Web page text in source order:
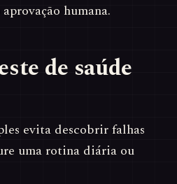
humana.
de saúde
evita descobrir falhas
uma rotina diária ou